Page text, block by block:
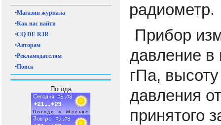
•Магазин журнала
•Как нас найти
•CQ DE R3R
•Авторам
•Рекламодателям
•Поиск
Погода
радиометр.
Прибор
давление
гПа,
давления
принятого